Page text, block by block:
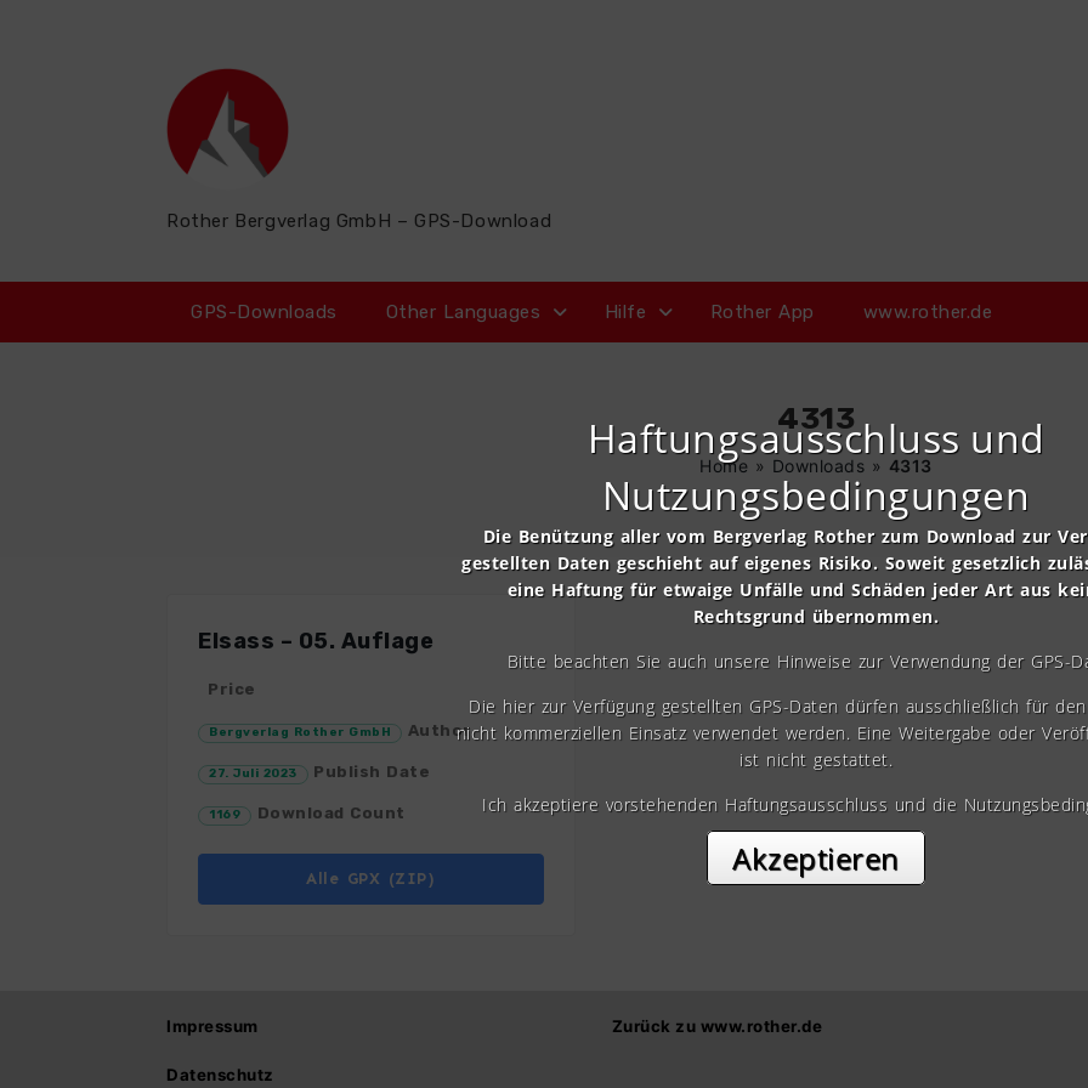
Rother Bergverlag GmbH – GPS-Download
GPS-Downloads Other Languages Hilfe Rother App www.rother.de
4313
Home » Downloads » 4313
Elsass – 05. Auflage
Price
Bergverlag Rother GmbH Author
27. Juli 2023 Publish Date
1169 Download Count
Alle GPX (ZIP)
Impressum
Datenschutz
Zurück zu www.rother.de
Haftungsausschluss und
Nutzungsbedingungen
Die Benützung aller vom Bergverlag Rother zum Download zur
gestellten Daten geschieht auf eigenes Risiko. Soweit gesetzlich
eine Haftung für etwaige Unfälle und Schäden jeder Art aus
Rechtsgrund übernommen.
Bitte beachten Sie auch unsere Hinweise zur Verwendung der GPS-
Die hier zur Verfügung gestellten GPS-Daten dürfen ausschließlich für
nicht kommerziellen Einsatz verwendet werden. Eine Weitergabe oder
ist nicht gestattet.
Ich akzeptiere vorstehenden Haftungsausschluss und die
Akzeptieren